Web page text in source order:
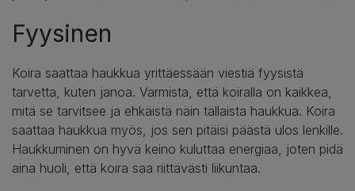
Fyysinen
Koira saattaa haukkua yrittäessään viestiä fyysistä
tarvetta, kuten janoa. Varmista, että koiralla on kaikkea,
mitä se tarvitsee ja ehkäistä näin tällaista haukkua. Koira
saattaa haukkua myös, jos sen pitäisi päästä ulos lenkille.
Haukkuminen on hyvä keino kuluttaa energiaa, joten pidä
aina huoli, että koira saa riittävästi liikuntaa.